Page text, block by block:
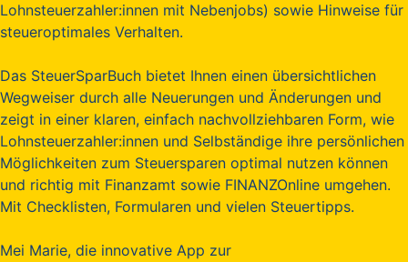
Lohnsteuerzahler:innen mit Nebenjobs) sowie Hinweise für
steueroptimales Verhalten.
Das SteuerSparBuch bietet Ihnen einen übersichtlichen
Wegweiser durch alle Neuerungen und Änderungen und
zeigt in einer klaren, einfach nachvollziehbaren Form, wie
Lohnsteuerzahler:innen und Selbständige ihre persönlichen
Möglichkeiten zum Steuersparen optimal nutzen können
und richtig mit Finanzamt sowie FINANZOnline umgehen.
Mit Checklisten, Formularen und vielen Steuertipps.
Mei Marie, die innovative App zur